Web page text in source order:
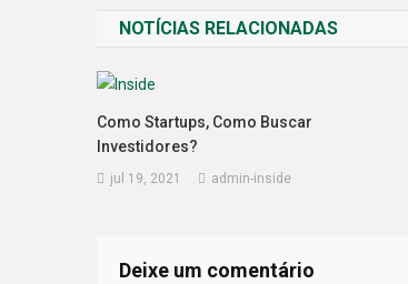
Post
NOTÍCIAS RELACIONADAS
Como Startups, Como Buscar
Investidores?
jul 19, 2021 admin-inside
Deixe um comentário